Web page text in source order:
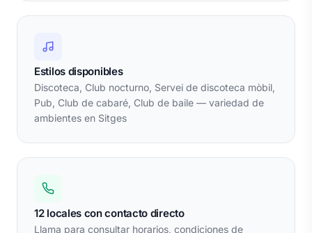
Estilos disponibles
Discoteca, Club nocturno, Servei de discoteca mòbil,
Pub, Club de cabaré, Club de baile — variedad de
ambientes en Sitges
12 locales con contacto directo
Llama para consultar horarios, condiciones de